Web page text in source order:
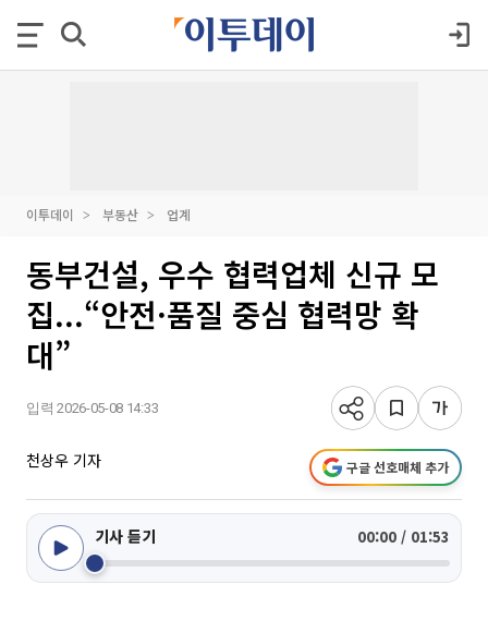
이투데이 부동산 업계
동부건설, 우수 협력업체 신규 모
집...“안전·품질 중심 협력망 확
대”
입력 2026-05-08 14:33
천상우 기자 구글 선호매체 추가
기사 듣기 00:00 / 01:53